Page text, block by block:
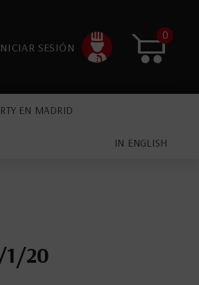
SESIÓN
0
EN MADRID
IN ENGLISH
1/20